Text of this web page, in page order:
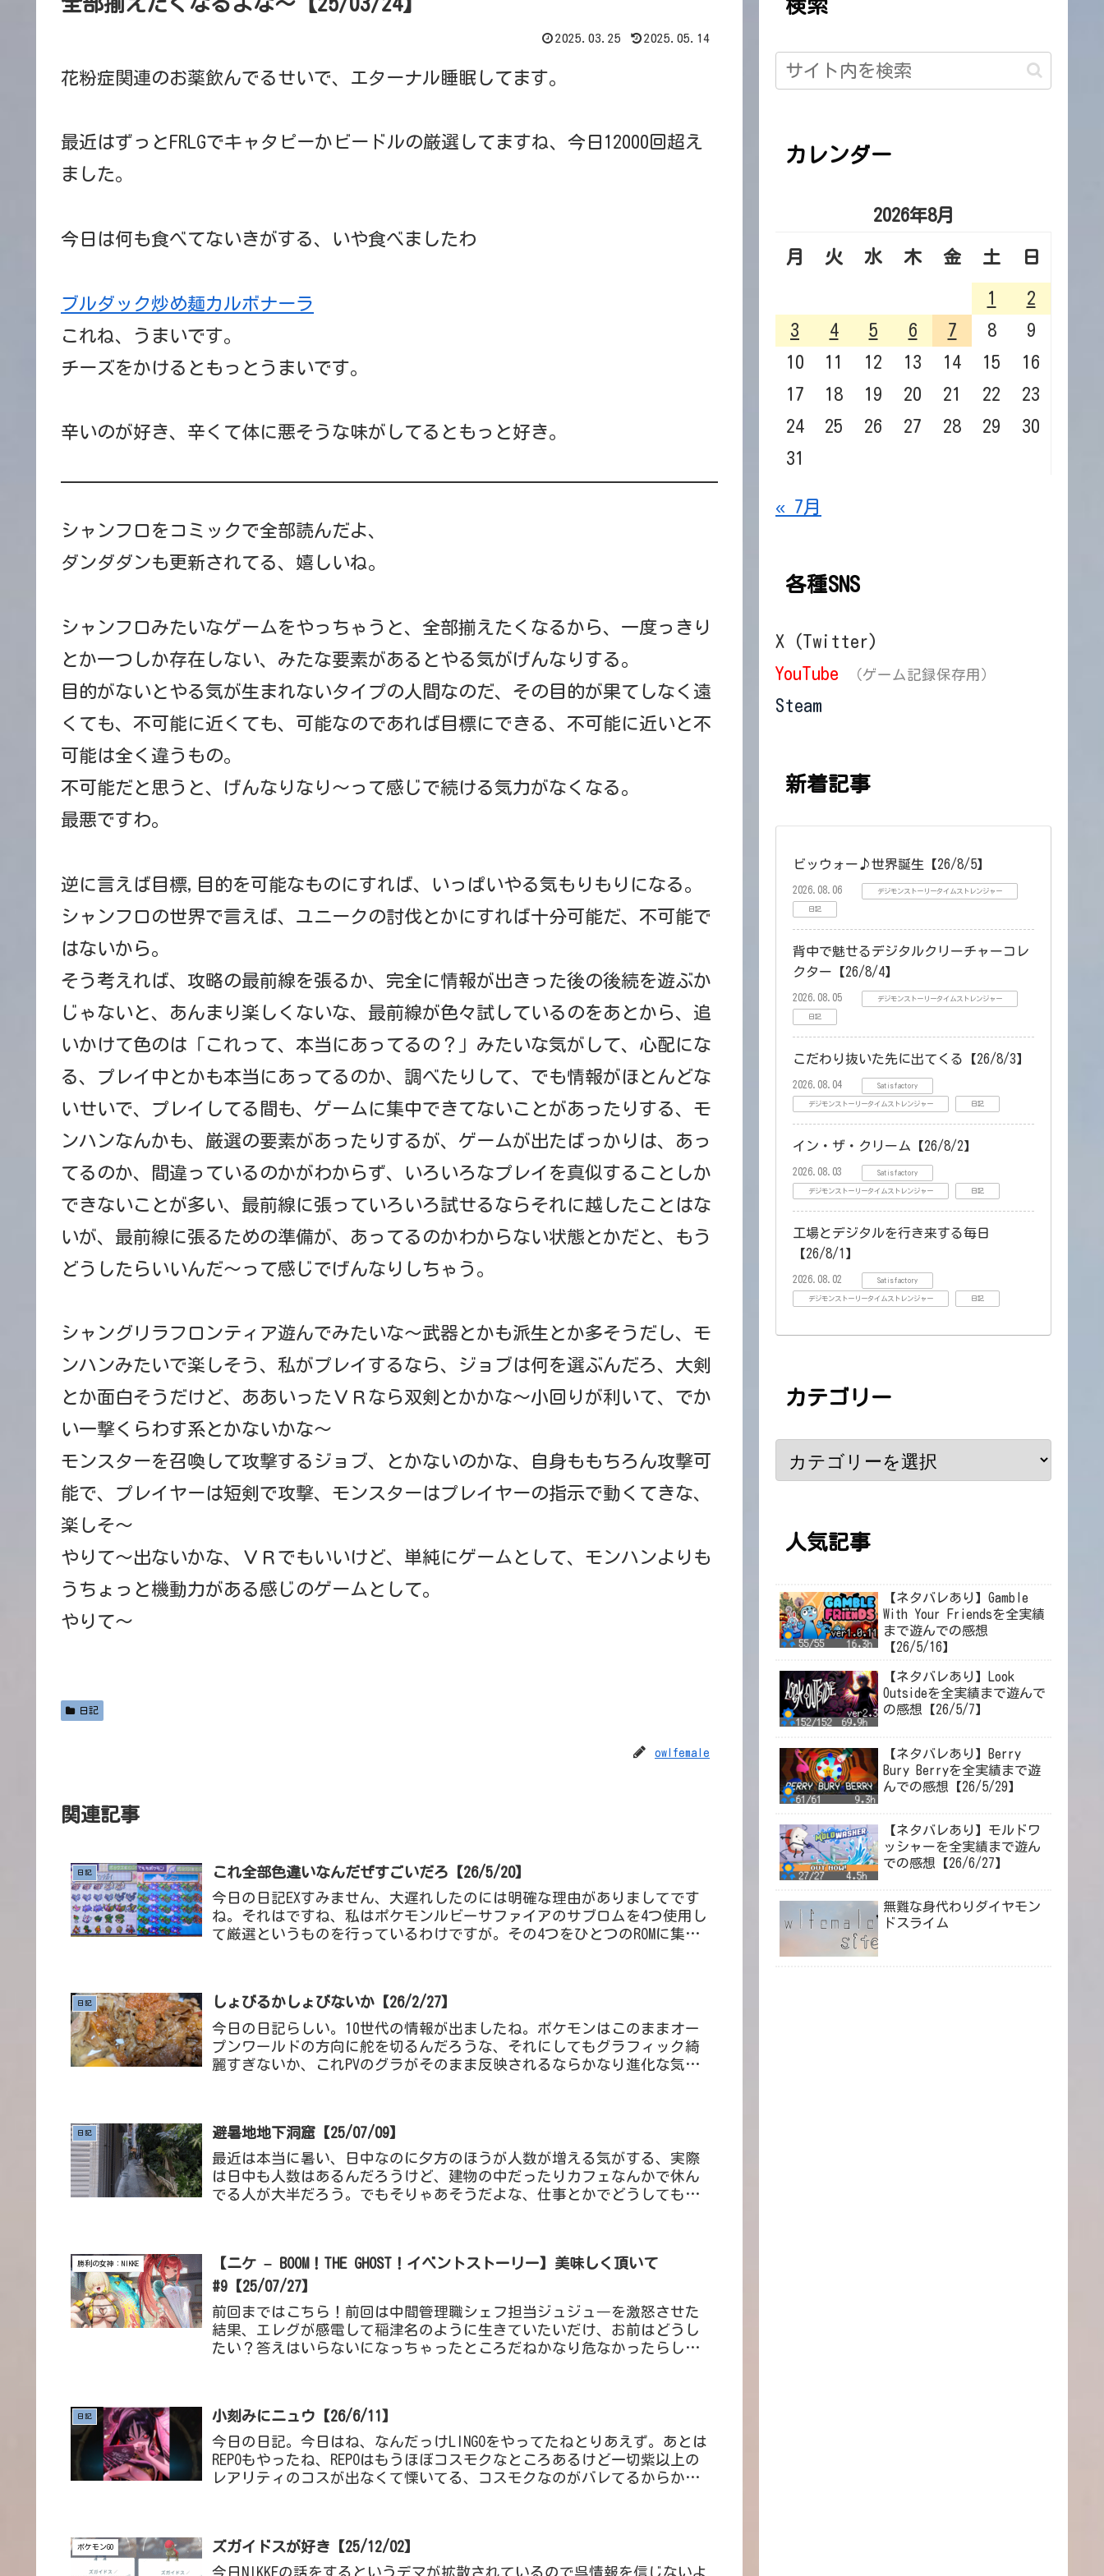
2025.03.25 2025.05.14
花粉症関連のお薬飲んでるせいで、エターナル睡眠してます。
最近はずっとFRLGでキャタピーかビードルの厳選してますね、今日12000回超え
ました。
今日は何も食べてないきがする、いや食べましたわ
ブルダック炒め麺カルボナーラ
これね、うまいです。
チーズをかけるともっとうまいです。
辛いのが好き、辛くて体に悪そうな味がしてるともっと好き。
シャンフロをコミックで全部読んだよ、
ダンダダンも更新されてる、嬉しいね。
シャンフロみたいなゲームをやっちゃうと、全部揃えたくなるから、一度っきり
とか一つしか存在しない、みたな要素があるとやる気がげんなりする。
目的がないとやる気が生まれないタイプの人間なのだ、その目的が果てしなく遠
くても、不可能に近くても、可能なのであれば目標にできる、不可能に近いと不
可能は全く違うもの。
不可能だと思うと、げんなりなり～って感じで続ける気力がなくなる。
最悪ですわ。
逆に言えば目標,目的を可能なものにすれば、いっぱいやる気もりもりになる。
シャンフロの世界で言えば、ユニークの討伐とかにすれば十分可能だ、不可能で
はないから。
そう考えれば、攻略の最前線を張るか、完全に情報が出きった後の後続を遊ぶか
じゃないと、あんまり楽しくないな、最前線が色々試しているのをあとから、追
いかけて色のは「これって、本当にあってるの？」みたいな気がして、心配にな
る、プレイ中とかも本当にあってるのか、調べたりして、でも情報がほとんどな
いせいで、プレイしてる間も、ゲームに集中できてないことがあったりする、モ
ンハンなんかも、厳選の要素があったりするが、ゲームが出たばっかりは、あっ
てるのか、間違っているのかがわからず、いろいろなプレイを真似することしか
できないことが多い、最前線に張っていろいろ試せるならそれに越したことはな
いが、最前線に張るための準備が、あってるのかわからない状態とかだと、もう
どうしたらいいんだ～って感じでげんなりしちゃう。
シャングリラフロンティア遊んでみたいな～武器とかも派生とか多そうだし、モ
ンハンみたいで楽しそう、私がプレイするなら、ジョブは何を選ぶんだろ、大剣
とか面白そうだけど、ああいったＶＲなら双剣とかかな～小回りが利いて、でか
い一撃くらわす系とかないかな～
モンスターを召喚して攻撃するジョブ、とかないのかな、自身ももちろん攻撃可
能で、プレイヤーは短剣で攻撃、モンスターはプレイヤーの指示で動くてきな、
楽しそ～
やりて～出ないかな、ＶＲでもいいけど、単純にゲームとして、モンハンよりも
うちょっと機動力がある感じのゲームとして。
やりて～
日記
owlfemale
関連記事
日記 これ全部色違いなんだぜすごいだろ【26/5/20】
今日の日記EXすみません、大遅れしたのには明確な理由がありましてです
ね。それはですね、私はポケモンルビーサファイアのサブロムを4つ使用し
て厳選というものを行っているわけですが。その4つをひとつのROMに集約
日記 しょびるかしょびないか【26/2/27】
今日の日記らしい。10世代の情報が出ましたね。ポケモンはこのままオー
プンワールドの方向に舵を切るんだろうな、それにしてもグラフィック綺
麗すぎないか、これPVのグラがそのまま反映されるならかなり進化な気が
日記 避暑地地下洞窟【25/07/09】
最近は本当に暑い、日中なのに夕方のほうが人数が増える気がする、実際
は日中も人数はあるんだろうけど、建物の中だったりカフェなんかで休ん
でる人が大半だろう。でもそりゃあそうだよな、仕事とかでどうしても日
勝利の女神：NIKKE
【ニケ – BOOM！THE GHOST！イベントストーリー】美味しく頂いて
#9【25/07/27】
前回まではこちら！前回は中間管理職シェフ担当ジュジュ―を激怒させた
結果、エレグが感電して稲津名のように生きていたいだけ、お前はどうし
たい？答えはいらないになっちゃったところだねかなり危なかったらしい
日記 小刻みにニュウ【26/6/11】
今日の日記。今日はね、なんだっけLINGOをやってたねとりあえず。あとは
REPOもやったね、REPOはもうほぼコスモクなところあるけど一切紫以上の
レアリティのコスが出なくて慄いてる、コスモクなのがバレてるからか
ポケモンGO ズガイドスが好き【25/12/02】
今日NIKKEの話をするというデマが拡散されているので呉情報を信じないよ
検索
カレンダー
2026年8月
月 火 水 木 金 土 日
1
2
3
4 5 6 7 8
9
10
11 12 13 14 15
16
17
18 19 20 21 22
23
24
25 26 27 28 29
30
31
« 7月
各種SNS
X (Twitter)
YouTube
（ゲーム記録保存用）
Steam
新着記事
ビッウォー♪世界誕生【26/8/5】
2026.08.06 デジモンストーリータイムストレンジャー
日記
背中で魅せるデジタルクリーチャーコレ
クター【26/8/4】
2026.08.05 デジモンストーリータイムストレンジャー
日記
こだわり抜いた先に出てくる【26/8/3】
2026.08.04 Satisfactory
デジモンストーリータイムストレンジャー 日記
イン・ザ・クリーム【26/8/2】
2026.08.03 Satisfactory
デジモンストーリータイムストレンジャー 日記
工場とデジタルを行き来する毎日
【26/8/1】
2026.08.02 Satisfactory
デジモンストーリータイムストレンジャー 日記
カテゴリー
人気記事
【ネタバレあり】Gamble
With Your Friendsを全実績
まで遊んでの感想
【26/5/16】
【ネタバレあり】Look
Outsideを全実績まで遊んで
の感想【26/5/7】
【ネタバレあり】Berry
Bury Berryを全実績まで遊
んでの感想【26/5/29】
【ネタバレあり】モルドワ
ッシャーを全実績まで遊ん
での感想【26/6/27】
無難な身代わりダイヤモン
ドスライム